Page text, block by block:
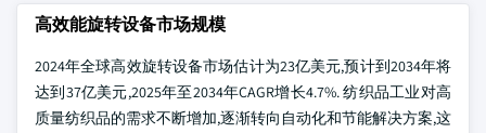
高效能旋转设备市场规模
2024年全球高效旋转设备市场估计为23亿美元,预计到2034年将
达到37亿美元,2025年至2034年CAGR增长4.7%. 纺织品工业对高
质量纺织品的需求不断增加,逐渐转向自动化和节能解决方案,这